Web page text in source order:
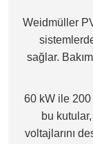
Weidmüller
sağlar.
60 kW ile 200
bu
voltajlarını